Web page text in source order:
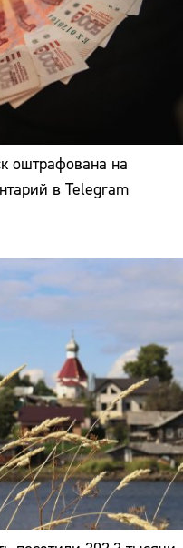
оштрафована на
в Telegram